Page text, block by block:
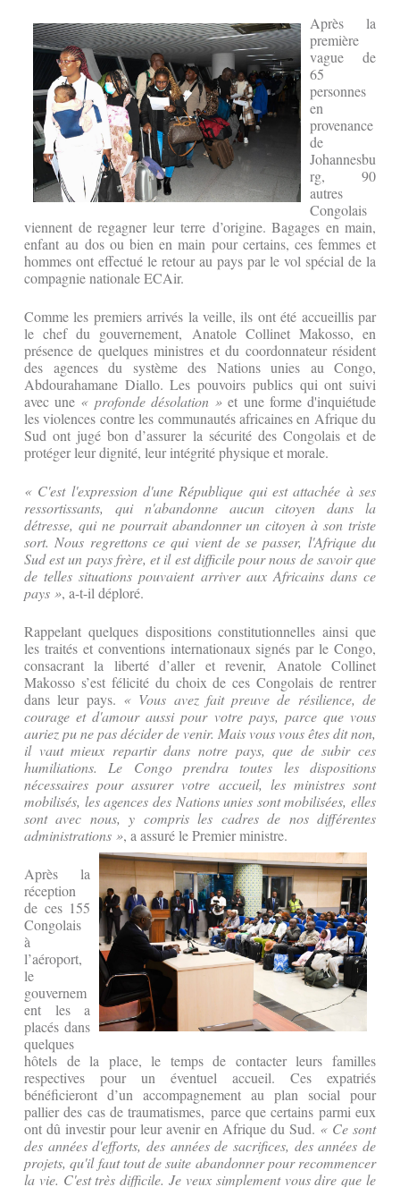
Après la
première
vague de
65
personnes
en
provenance
de
Johannesbu
rg, 90
autres
Congolais
viennent de regagner leur terre d’origine. Bagages en main,
enfant au dos ou bien en main pour certains, ces femmes et
hommes ont effectué le retour au pays par le vol spécial de la
compagnie nationale ECAir.
Comme les premiers arrivés la veille, ils ont été accueillis par
le chef du gouvernement, Anatole Collinet Makosso, en
présence de quelques ministres et du coordonnateur résident
des agences du système des Nations unies au Congo,
Abdourahamane Diallo. Les pouvoirs publics qui ont suivi
avec une « profonde désolation » et une forme d'inquiétude
les violences contre les communautés africaines en Afrique du
Sud ont jugé bon d’assurer la sécurité des Congolais et de
protéger leur dignité, leur intégrité physique et morale.
« C'est l'expression d'une République qui est attachée à ses
ressortissants, qui n'abandonne aucun citoyen dans la
détresse, qui ne pourrait abandonner un citoyen à son triste
sort. Nous regrettons ce qui vient de se passer, l'Afrique du
Sud est un pays frère, et il est difficile pour nous de savoir que
de telles situations pouvaient arriver aux Africains dans ce
pays », a-t-il déploré.
Rappelant quelques dispositions constitutionnelles ainsi que
les traités et conventions internationaux signés par le Congo,
consacrant la liberté d’aller et revenir, Anatole Collinet
Makosso s’est félicité du choix de ces Congolais de rentrer
dans leur pays. « Vous avez fait preuve de résilience, de
courage et d'amour aussi pour votre pays, parce que vous
auriez pu ne pas décider de venir. Mais vous vous êtes dit non,
il vaut mieux repartir dans notre pays, que de subir ces
humiliations.
Le Congo prendra toutes les dispositions
nécessaires pour assurer votre accueil, les ministres sont
mobilisés, les agences des Nations unies sont mobilisées, elles
sont avec nous, y compris les cadres de nos différentes
administrations », a assuré le Premier ministre.
Après la
réception
de ces 155
Congolais
à
l’aéroport,
le
gouvernem
ent les a
placés dans
quelques
hôtels de la place, le temps de contacter leurs familles
respectives pour un éventuel accueil. Ces expatriés
bénéficieront d’un accompagnement au plan social pour
pallier des cas de traumatismes, parce que certains parmi eux
ont dû investir pour leur avenir en Afrique du Sud. « Ce sont
des années d'efforts, des années de sacrifices, des années de
projets, qu'il faut tout de suite abandonner pour recommencer
la vie. C'est très difficile. Je veux simplement vous dire que le